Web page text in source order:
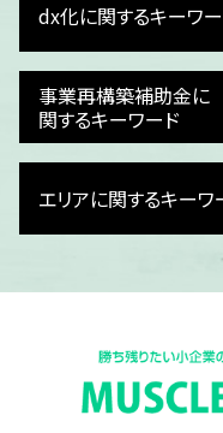
資金繰り 会社
事業計画 策定方法
事業計画書 飲食店
資金繰り 作成
損益計画
事業計画書 財務計
事業計画 資金計画
事業計画 損益計算
銀行 融資 事業計画
dx化に関するキーワ
dx化 対応
dx化 課題
dx化 目的
dx化 予算
dx化 簡単に
税理士 dx化
dx化 デジタル化
電子帳簿保存法 と
dx化 中小企業
給与計算 dx化
事業再構築補助金に
関するキーワード
事業再構築補助金
事業再構築補助金
事業再構築補助金
事業再構築補助金
事業再構築補助金
事業再構築補助金
事業再構築補助金
エリアに関するキーワ
富山県 予実管理 dx
富山県 資金繰り計
福井県 記帳業務
福井県 事業計画書
富山県 事業再構